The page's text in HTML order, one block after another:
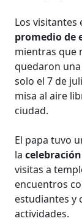
Los
promedio de
mientras que
quedaron
solo el 7 de
misa al aire
ciudad.
El papa tuvo
la
visitas a
encuentros
estudiantes y
actividades.